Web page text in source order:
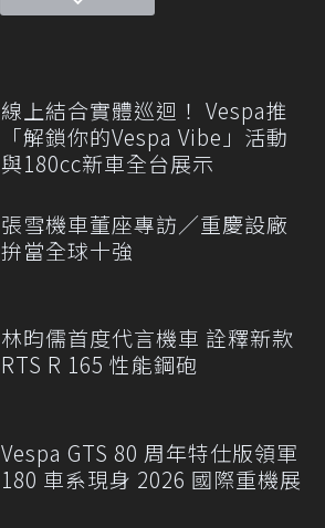
線上結合實體巡迴！ Vespa推
「解鎖你的Vespa Vibe」活動
與180cc新車全台展示
張雪機車董座專訪／重慶設廠
拚當全球十強
林昀儒首度代言機車 詮釋新款
RTS R 165 性能鋼砲
Vespa GTS 80 周年特仕版領軍
180 車系現身 2026 國際重機展